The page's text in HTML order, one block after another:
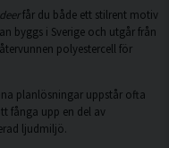
får du både ett stilrent motiv
byggs i Sverige och utgår från
polyestercell för
planlösningar uppstår ofta
fånga upp en del av
ljudmiljö.